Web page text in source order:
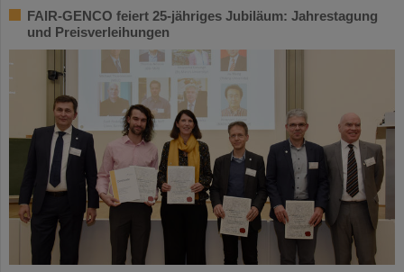
FAIR-GENCO feiert 25-jähriges Jubiläum: Jahrestagung
und Preisverleihungen